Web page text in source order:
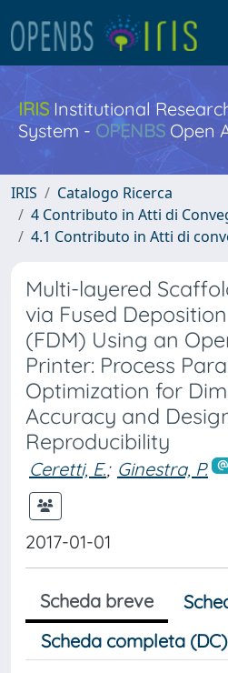
IRISInstitutional
System - OPENBS Open
IRIS
Catalogo Ricerca
4 Contributo in Atti di
4.1 Contributo in Atti di
Multi-layered
via Fused
(FDM) Using an
Printer: Process
Optimization for
Accuracy and
Reproducibility
Ceretti, E.; Ginestra, P.
2017-01-01
Scheda breve
Scheda completa (DC)